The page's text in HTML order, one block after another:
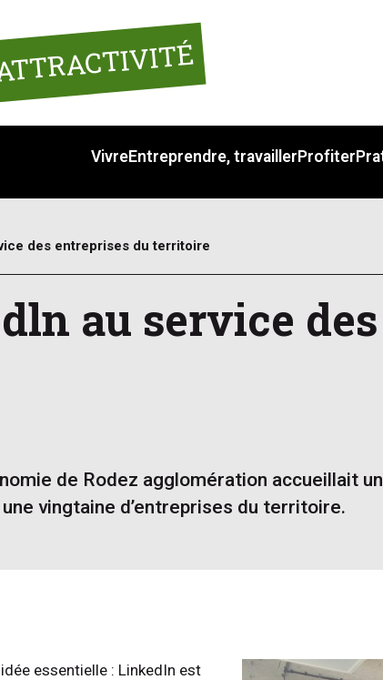
VivreEntreprendre, travailler Profiter
des entreprises du territoire
au service
de Rodez agglomération accueillait
vingtaine d’entreprises du territoire.
essentielle : LinkedIn est